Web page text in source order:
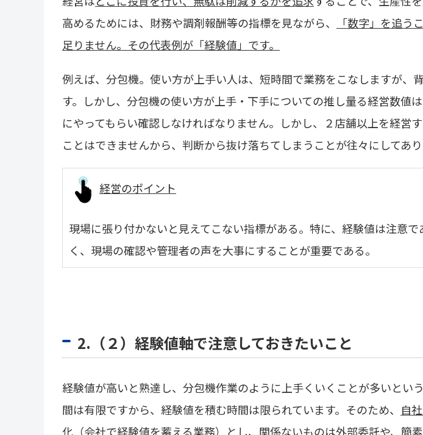
高めるためには、財務や調剤報酬等の指標を見ながら、
「数字」を追う
足りません。その代表例が「経験値」です。
例えば、分包機。使い方が上手い人は、短時間で業務をこなしますが、
す。しかし、分包機の使い方が上手・下手についての推し量る経営数値
にやってもらい確認しなければなりません。しかし、２店舗以上を経営
ことはできませんから、判断から抜け落ちてしまうことが往々にしてあり
経営のポイント
現場に張り付かないと見えてこない指標がある。特に、経験値は注意
く、現場の確認や管理者の声を大事にすることが重要である。
2.（２）経験値軸で注意しておきたいこと
経験値が高いと熟達し、分包機作業のように上手くいくことが多いとい
間は有限ですから、経験値を積む時間は限られています。そのため、
自
化（会社で経験値を蓄える業務）とし、関係ないものは外部委託や、簡